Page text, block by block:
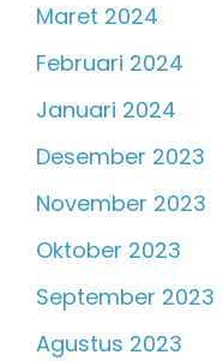
Maret 2024
Februari 2024
Januari 2024
Desember 2023
November 2023
Oktober 2023
September 2023
Agustus 2023